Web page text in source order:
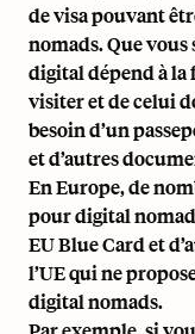
de visa pouvant
nomads. Que
digital dépend à la
visiter et de celui
besoin d’un
et d’autres
En Europe, de
pour digital
EU Blue Card et
l’UE qui ne
digital nomads.